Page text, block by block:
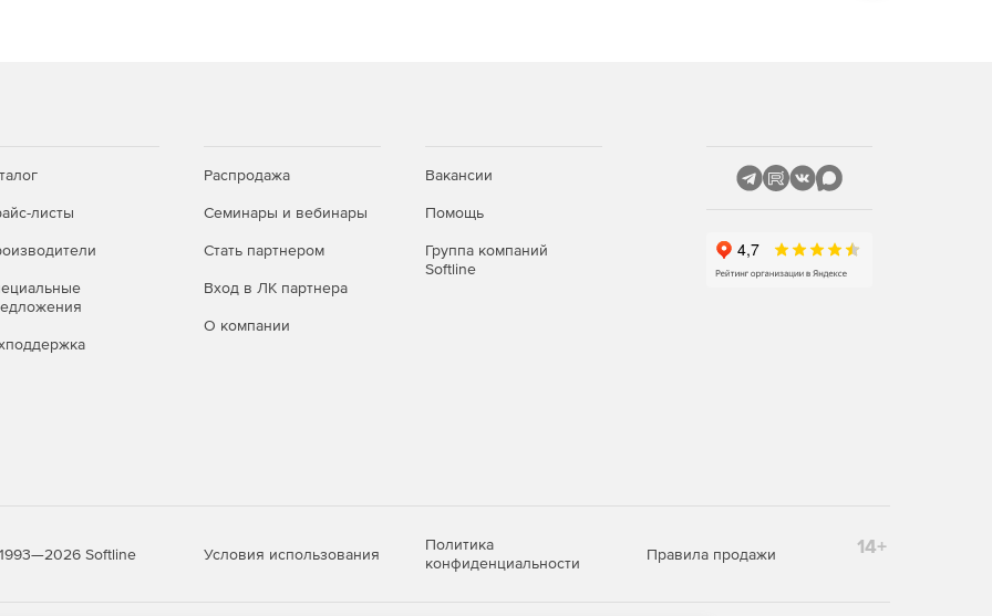
листы
Распродажа
Семинары и вебинары
Стать партнером
Вход в ЛК партнера
О компании
Вакансии
Помощь
Группа компаний
Softline
Softline Условия использования
Политика
конфиденциальности
Правила продажи 14+